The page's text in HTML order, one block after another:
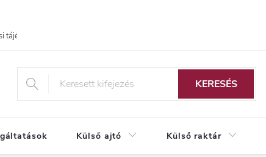
tájékoztató
KERESÉS
Külső ajtó Külső raktár